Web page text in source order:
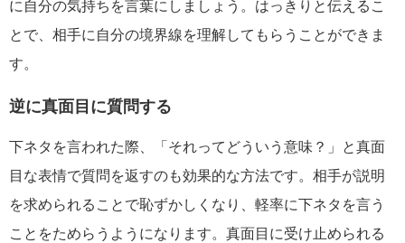
に自分の気持ちを言葉にしましょう。はっきりと伝えるこ
とで、相手に自分の境界線を理解してもらうことができま
す。
逆に真面目に質問する
下ネタを言われた際、「それってどういう意味？」と真面
目な表情で質問を返すのも効果的な方法です。相手が説明
を求められることで恥ずかしくなり、軽率に下ネタを言う
ことをためらうようになります。真面目に受け止められる